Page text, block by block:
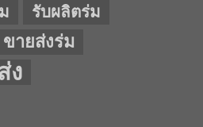
รับผลิตร่ม
ขายส่งร่ม
ง